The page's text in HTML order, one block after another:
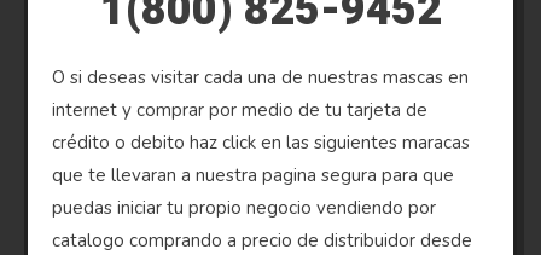
O si deseas visitar cada una de nuestras mascas en
internet y comprar por medio de tu tarjeta de
crédito o debito haz click en las siguientes maracas
que te llevaran a nuestra pagina segura para que
puedas iniciar tu propio negocio vendiendo por
catalogo comprando a precio de distribuidor desde